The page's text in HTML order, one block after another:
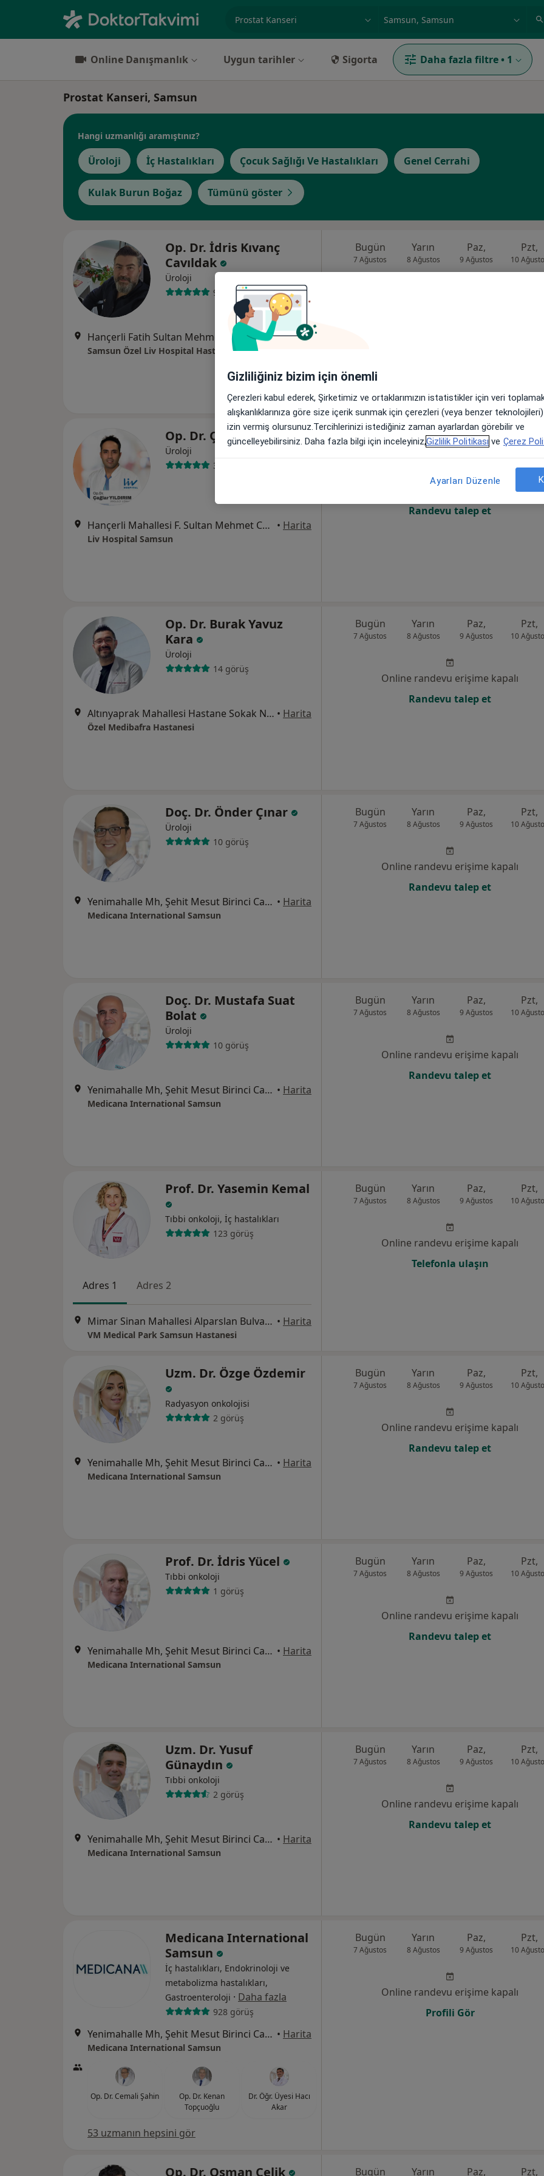
Online Danışmanlık Uygun tarihler Sigorta Daha fazla filtre • 1
Prostat Kanseri, Samsun
Hangi uzmanlığı aramıştınız?
Üroloji İç Hastalıkları Çocuk Sağlığı Ve Hastalıkları Genel Cerrahi
Kulak Burun Boğaz Tümünü göster
Op. Dr. İdris Kıvanç
Cavıldak
Üroloji
93 görüş
Hançerli Fatih Sultan Mehmet cad. No:155, Samsun •Harita
Samsun Özel Liv Hospital Hastanesi
Bugün
7 Ağustos
Yarın
8 Ağustos
Paz,
9 Ağustos
Pzt,
10
Op. Dr. Çağlar Yıldırım
Üroloji
30 görüş
Hançerli Mahallesi F. Sultan Mehmet Caddesi No:155, İlkadım • Harita
Liv Hospital Samsun
Bugün
7 Ağustos
Yarın
8 Ağustos
Paz,
9 Ağustos
Pzt,
10
Online randevu erişime kapalı
Randevu talep et
Op. Dr. Burak Yavuz
Kara
Üroloji
14 görüş
Altınyaprak Mahallesi Hastane Sokak No: 27, Bafra • Harita
Özel Medibafra Hastanesi
Bugün
7 Ağustos
Yarın
8 Ağustos
Paz,
9 Ağustos
Pzt,
10
Online randevu erişime kapalı
Randevu talep et
Doç. Dr. Önder Çınar
Üroloji
10 görüş
Yenimahalle Mh, Şehit Mesut Birinci Cad. No:85, Canik • Harita
Medicana International Samsun
Bugün
7 Ağustos
Yarın
8 Ağustos
Paz,
9 Ağustos
Pzt,
10
Online randevu erişime kapalı
Randevu talep et
Doç. Dr. Mustafa Suat
Bolat
Üroloji
10 görüş
Yenimahalle Mh, Şehit Mesut Birinci Cad. No:85, Canik • Harita
Medicana International Samsun
Bugün
7 Ağustos
Yarın
8 Ağustos
Paz,
9 Ağustos
Pzt,
10
Online randevu erişime kapalı
Randevu talep et
Prof. Dr. Yasemin Kemal
Tıbbi onkoloji, İç hastalıkları
123 görüş
Adres 1 Adres 2
Mimar Sinan Mahallesi Alparslan Bulvarı No:17, Atakum • Harita
VM Medical Park Samsun Hastanesi
Bugün
7 Ağustos
Yarın
8 Ağustos
Paz,
9 Ağustos
Pzt,
10
Online randevu erişime kapalı
Telefonla ulaşın
Uzm. Dr. Özge Özdemir
Radyasyon onkolojisi
2 görüş
Yenimahalle Mh, Şehit Mesut Birinci Cad. No:85, Canik • Harita
Medicana International Samsun
Bugün
7 Ağustos
Yarın
8 Ağustos
Paz,
9 Ağustos
Pzt,
10
Online randevu erişime kapalı
Randevu talep et
Prof. Dr. İdris Yücel
Tıbbi onkoloji
1 görüş
Yenimahalle Mh, Şehit Mesut Birinci Cad. No:85, Canik • Harita
Medicana International Samsun
Bugün
7 Ağustos
Yarın
8 Ağustos
Paz,
9 Ağustos
Pzt,
10
Online randevu erişime kapalı
Randevu talep et
Uzm. Dr. Yusuf
Günaydın
Tıbbi onkoloji
2 görüş
Yenimahalle Mh, Şehit Mesut Birinci Cad. No:85, Canik • Harita
Medicana International Samsun
Bugün
7 Ağustos
Yarın
8 Ağustos
Paz,
9 Ağustos
Pzt,
10
Online randevu erişime kapalı
Randevu talep et
Medicana International
Samsun
İç hastalıkları, Endokrinoloji ve
metabolizma hastalıkları,
Gastroenteroloji · Daha fazla
928 görüş
Yenimahalle Mh, Şehit Mesut Birinci Cad. No:85, Canik • Harita
Medicana International Samsun
Op. Dr. Cemali Şahin
Op. Dr. Kenan
Topçuoğlu
Dr. Öğr. Üyesi Hacı
Akar
53 uzmanın hepsini gör
Bugün
7 Ağustos
Yarın
8 Ağustos
Paz,
9 Ağustos
Pzt,
10
Online randevu erişime kapalı
Profili Gör
Op. Dr. Osman Çelik Bugün Yarın Paz, Pzt,
Gizliliğiniz bizim için önemli
Çerezleri kabul ederek, Şirketimiz ve ortaklarımızın istatistikler için veri
alışkanlıklarınıza göre size içerik sunmak için çerezleri (veya benzer
izin vermiş olursunuz.Tercihlerinizi istediğiniz zaman ayarlardan görebilir ve
güncelleyebilirsiniz. Daha fazla bilgi için inceleyiniz,Gizlilik Politikası ve Çerez
Ayarları Düzenle